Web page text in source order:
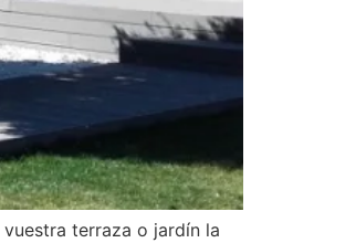
terraza o jardín la